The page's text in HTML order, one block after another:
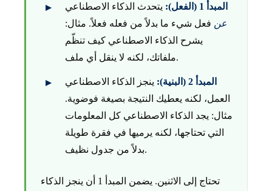
المبدأ 1 (الفعل):
يتحدث الذكاء الاصطناعي
عن فعل شيء ما بدلاً من فعله فعلاً. مثال:
يشرح الذكاء الاصطناعي كيف تنظّم
ملفاتك، لكنه لا ينقل أي ملف.
المبدأ 2 (البنية):
ينجز الذكاء الاصطناعي
العمل، لكنه يعطيك النتيجة بصيغة فوضوية.
مثال: يجد الذكاء الاصطناعي كل المعلومات
التي تحتاجها، لكنه يرميها في فقرة طويلة
بدلاً من جدول نظيف.
تحتاج إلى الاثنين. يضمن المبدأ 1 أن ينجز الذكاء